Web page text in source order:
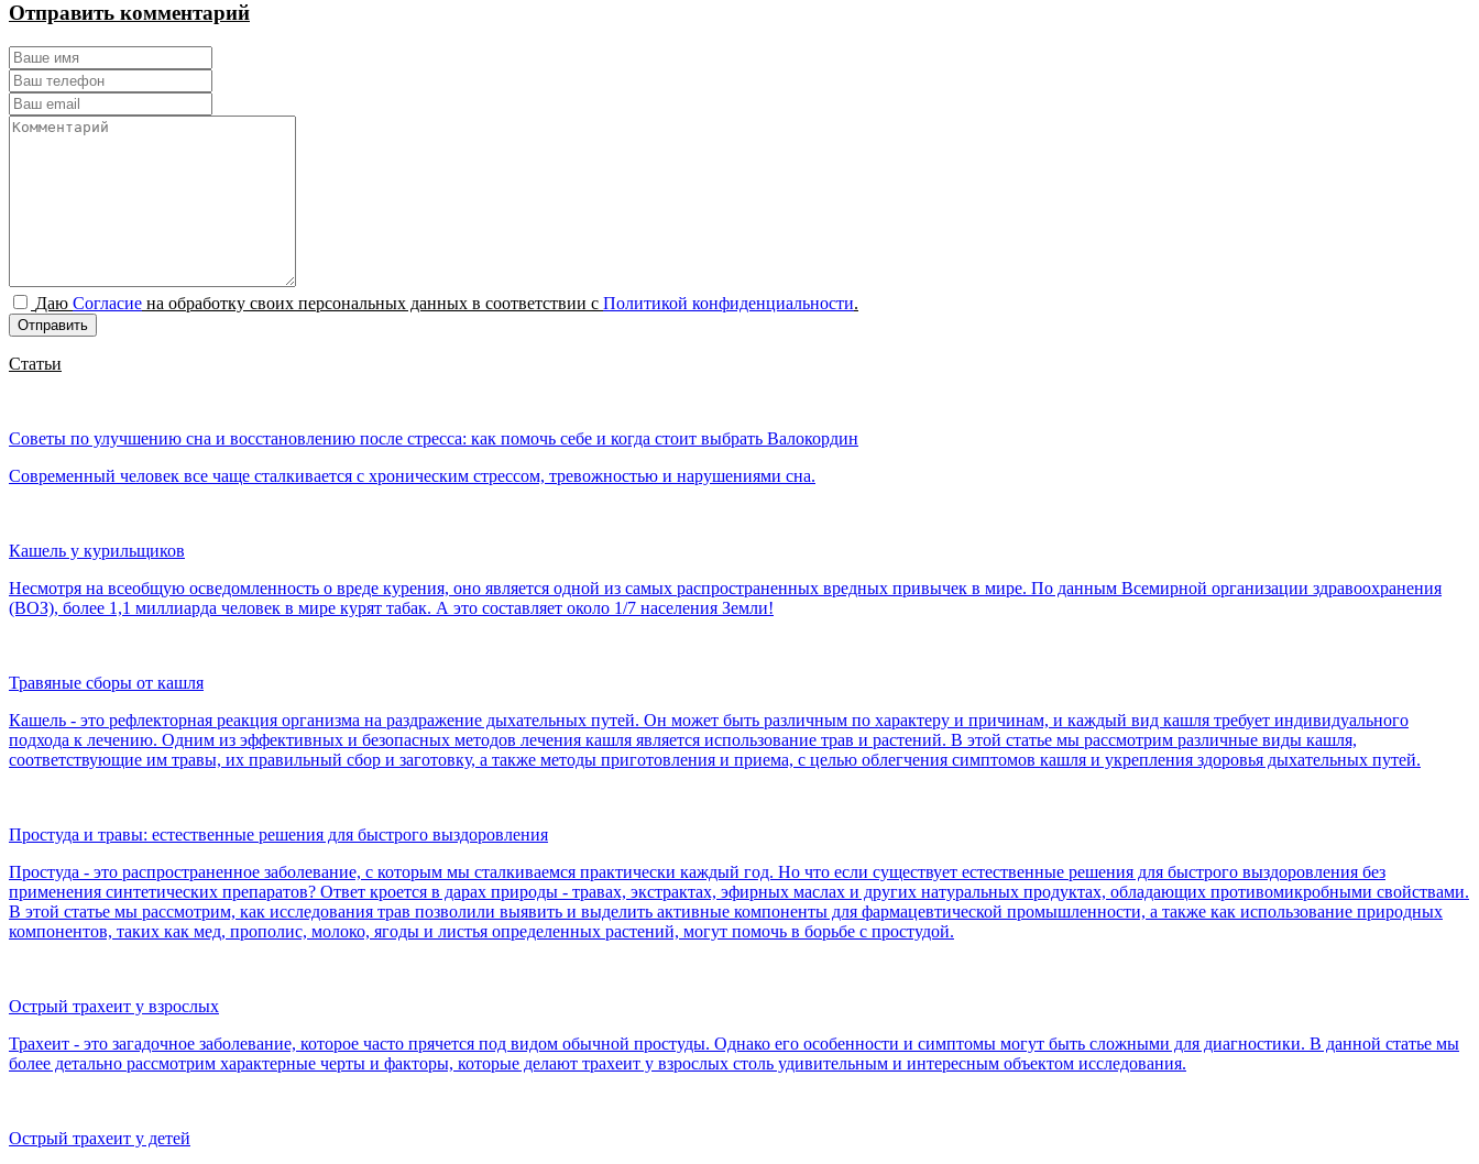
Отправить комментарий
Даю Согласие на обработку своих персональных данных в соответствии с Политикой конфиденциальности.
Отправить
Статьи
Советы по улучшению сна и восстановлению после стресса: как помочь себе и когда стоит выбрать Валокордин
Современный человек все чаще сталкивается с хроническим стрессом, тревожностью и нарушениями сна.
Кашель у курильщиков
Несмотря на всеобщую осведомленность о вреде курения, оно является одной из самых распространенных вредных привычек в мире. По данным Всемирной организации здравоохранения
(ВОЗ), более 1,1 миллиарда человек в мире курят табак. А это составляет около 1/7 населения Земли!
Травяные сборы от кашля
Кашель - это рефлекторная реакция организма на раздражение дыхательных путей. Он может быть различным по характеру и причинам, и каждый вид кашля требует индивидуального
подхода к лечению. Одним из эффективных и безопасных методов лечения кашля является использование трав и растений. В этой статье мы рассмотрим различные виды кашля,
соответствующие им травы, их правильный сбор и заготовку, а также методы приготовления и приема, с целью облегчения симптомов кашля и укрепления здоровья дыхательных путей.
Простуда и травы: естественные решения для быстрого выздоровления
Простуда - это распространенное заболевание, с которым мы сталкиваемся практически каждый год. Но что если существует естественные решения для быстрого выздоровления без
применения синтетических препаратов? Ответ кроется в дарах природы - травах, экстрактах, эфирных маслах и других натуральных продуктах, обладающих противомикробными свойствами.
В этой статье мы рассмотрим, как исследования трав позволили выявить и выделить активные компоненты для фармацевтической промышленности, а также как использование природных
компонентов, таких как мед, прополис, молоко, ягоды и листья определенных растений, могут помочь в борьбе с простудой.
Острый трахеит у взрослых
Трахеит - это загадочное заболевание, которое часто прячется под видом обычной простуды. Однако его особенности и симптомы могут быть сложными для диагностики. В данной статье мы
более детально рассмотрим характерные черты и факторы, которые делают трахеит у взрослых столь удивительным и интересным объектом исследования.
Острый трахеит у детей